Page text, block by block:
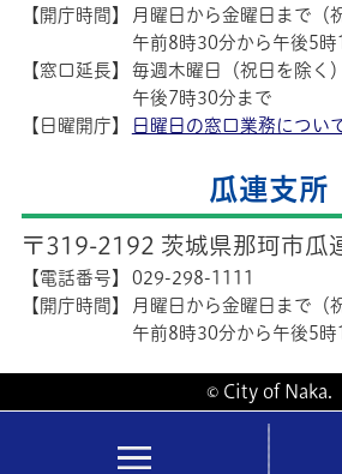
【開庁時間】
月曜日から金曜日まで（
午前8時30分から午後5時
【窓口延長】
毎週木曜日（祝日を除く）
午後7時30分まで
【日曜開庁】
日曜日の窓口業務につい
瓜連支所
〒319-2192 茨城県那珂市瓜
【電話番号】
029-298-1111
【開庁時間】
月曜日から金曜日まで（
午前8時30分から午後5時
© City of Naka.